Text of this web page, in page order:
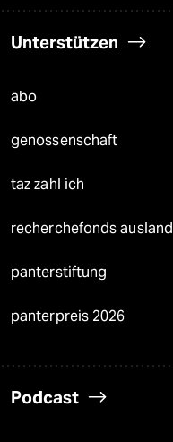
Unterstützen
abo
genossenschaft
taz zahl ich
recherchefonds ausland
panterstiftung
panterpreis 2026
Podcast